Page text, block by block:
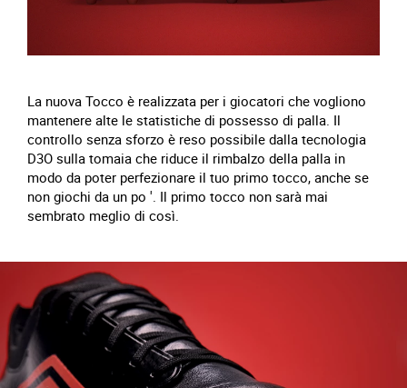
La nuova Tocco è realizzata per i giocatori che vogliono
mantenere alte le statistiche di possesso di palla. Il
controllo senza sforzo è reso possibile dalla tecnologia
D3O sulla tomaia che riduce il rimbalzo della palla in
modo da poter perfezionare il tuo primo tocco, anche se
non giochi da un po '. Il primo tocco non sarà mai
sembrato meglio di così.